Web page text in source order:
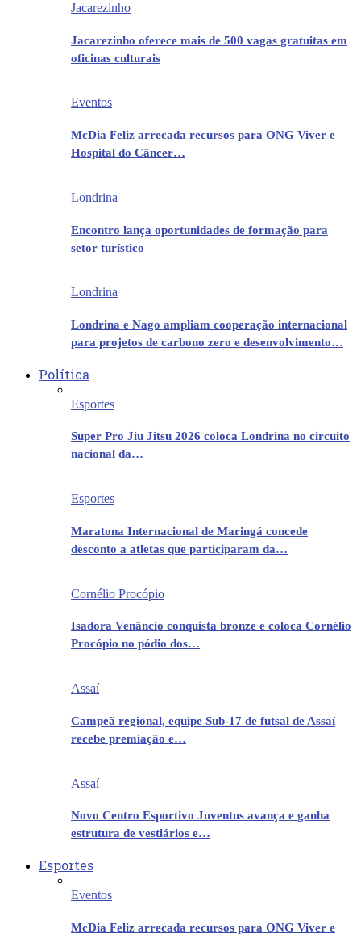
Jacarezinho
Jacarezinho oferece mais de 500 vagas gratuitas em
oficinas culturais
Eventos
McDia Feliz arrecada recursos para ONG Viver e
Hospital do Câncer…
Londrina
Encontro lança oportunidades de formação para
setor turístico
Londrina
Londrina e Nago ampliam cooperação internacional
para projetos de carbono zero e desenvolvimento…
Política
Esportes
Super Pro Jiu Jitsu 2026 coloca Londrina no circuito
nacional da…
Esportes
Maratona Internacional de Maringá concede
desconto a atletas que participaram da…
Cornélio Procópio
Isadora Venâncio conquista bronze e coloca Cornélio
Procópio no pódio dos…
Assaí
Campeã regional, equipe Sub-17 de futsal de Assaí
recebe premiação e…
Assaí
Novo Centro Esportivo Juventus avança e ganha
estrutura de vestiários e…
Esportes
Eventos
McDia Feliz arrecada recursos para ONG Viver e